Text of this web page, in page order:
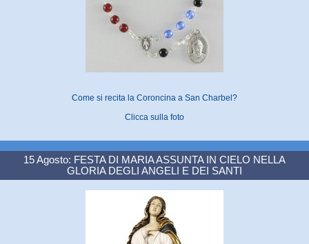
Come si recita la Coroncina a San Charbel?
Clicca sulla foto
15 Agosto: FESTA DI MARIA ASSUNTA IN CIELO NELLA
GLORIA DEGLI ANGELI E DEI SANTI